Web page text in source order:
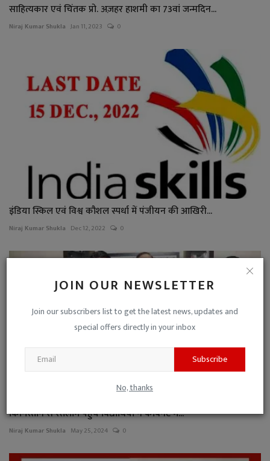
JOIN OUR NEWSLETTER
Join our subscribers list to get the latest news, updates and
special offers directly in your inbox
Subscribe
No, thanks
साहित्यकार एवं चिंतक प्रो. अज़हर हाशमी का 73वां जन्मदिन...
Niraj Kumar Shukla Jan 11, 2023 0
इंडिया स्किल एवं विश्व कौशल स्पर्धा में पंजीयन की आखिरी...
Niraj Kumar Shukla Dec 12, 2022 0
किर्गिस्तान से रतलाम पहुंचे विद्यार्थियों ने कैबिनेट मं...
Niraj Kumar Shukla May 25, 2024 0